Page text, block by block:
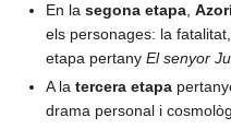
En lasegona etapa ,
els personages: la
etapa pertanyEl senyor
A latercera etapa
drama personal i